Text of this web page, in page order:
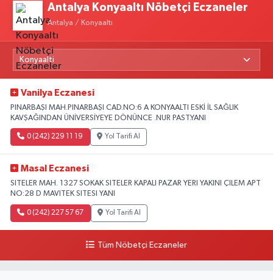
Antalya Konyaaltı Nöbetçi Eczaneler
Antalya / Konyaaltı
Vanilya Eczanesi
PINARBAŞI MAH.PINARBAŞI CAD.NO:6 A KONYAALTI ESKİ İL SAĞLIK
KAVŞAĞINDAN ÜNİVERSİYEYE DÖNÜNCE .NUR PAST.YANI
0 (242) 229 11 19 Yol Tarifi Al
Masal Eczanesi
SITELER MAH. 1327 SOKAK SITELER KAPALI PAZAR YERI YAKINI ÇILEM APT
NO:28 D MAVITEK SITESI YANI
0 (242) 227 57 67 Yol Tarifi Al
Tüm Nöbetçi Eczaneler